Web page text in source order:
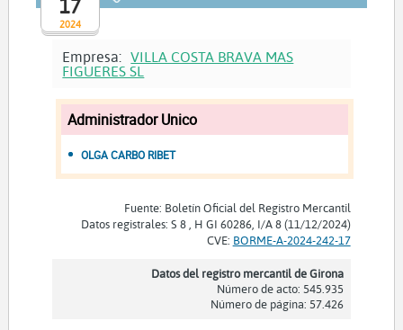
2024
17
Empresa: VILLA COSTA BRAVA MAS
FIGUERES SL
Administrador Unico
OLGA CARBO RIBET
Fuente: Boletín Oficial del Registro Mercantil
Datos registrales: S 8 , H GI 60286, I/A 8 (11/12/2024)
CVE: BORME-A-2024-242-17
Datos del registro mercantil de Girona
Número de acto: 545.935
Número de página: 57.426